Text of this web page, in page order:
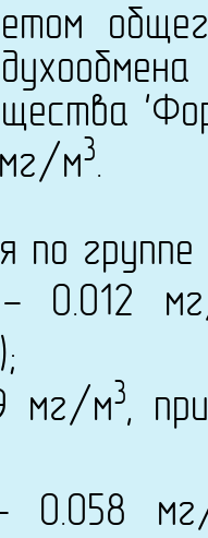
м3.
по
- 0.012
мг/м3,
- 0.058